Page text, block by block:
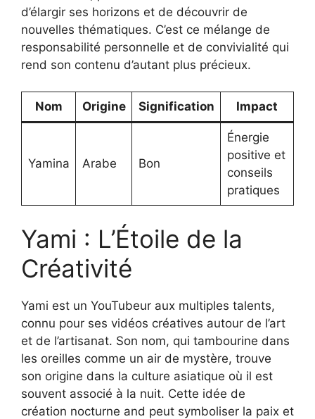
d’élargir ses horizons et de découvrir de
nouvelles thématiques. C’est ce mélange de
responsabilité personnelle et de convivialité qui
rend son contenu d’autant plus précieux.
Nom Origine Signification Impact
Yamina Arabe Bon
Énergie
positive et
conseils
pratiques
Yami : L’Étoile de la
Créativité
Yami est un YouTubeur aux multiples talents,
connu pour ses vidéos créatives autour de l’art
et de l’artisanat. Son nom, qui tambourine dans
les oreilles comme un air de mystère, trouve
son origine dans la culture asiatique où il est
souvent associé à la nuit. Cette idée de
création nocturne and peut symboliser la paix et